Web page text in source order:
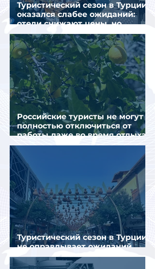
Туристический сезон в Турции
оказался слабее ожиданий:
отели снижают цены, но
загрузка остается низкой
Российские туристы не могут
полностью отключиться от
работы даже во время отдыха
в Турции
Туристический сезон в Турции
не оправдывает ожиданий
отрасли